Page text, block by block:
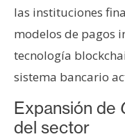
las instituciones
modelos de pagos
tecnología
sistema bancario
Expansión de
del sector